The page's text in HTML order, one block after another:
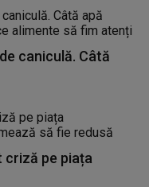
caniculă. Câtă
criză pe piața